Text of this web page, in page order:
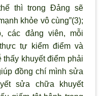
thì trong Đảng sẽ
khỏe vô cùng”(3);
các đảng viên, mỗi
tự kiểm điểm và
thấy khuyết điểm phải
đồng chí mình sửa
sửa chữa khuyết